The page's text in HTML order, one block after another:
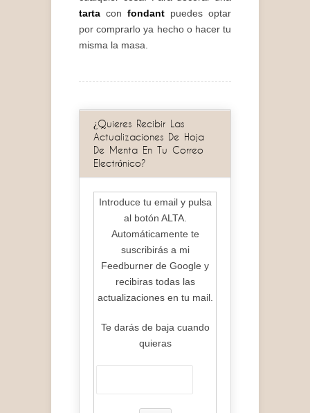
tarta con fondant puedes optar
por comprarlo ya hecho o hacer tu
misma la masa.
¿Quieres Recibir Las
Actualizaciones De Hoja
De Menta En Tu Correo
Electrónico?
Introduce tu email y pulsa
al botón ALTA.
Automáticamente te
suscribirás a mi
Feedburner de Google y
recibiras todas las
actualizaciones en tu mail.
Te darás de baja cuando
quieras